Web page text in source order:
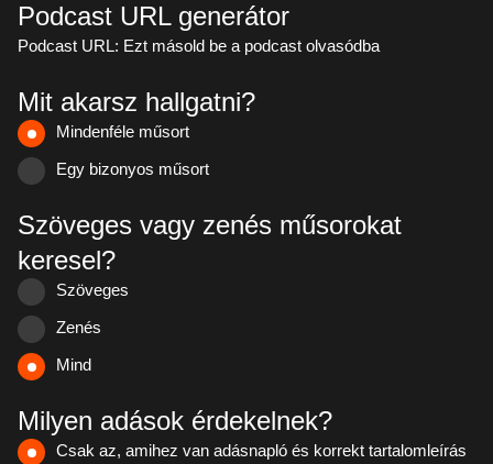
Podcast URL generátor
Podcast URL: Ezt másold be a podcast olvasódba
Mit akarsz hallgatni?
Mindenféle műsort
Egy bizonyos műsort
Szöveges vagy zenés műsorokat
keresel?
Szöveges
Zenés
Mind
Milyen adások érdekelnek?
Csak az, amihez van adásnapló és korrekt tartalomleírás